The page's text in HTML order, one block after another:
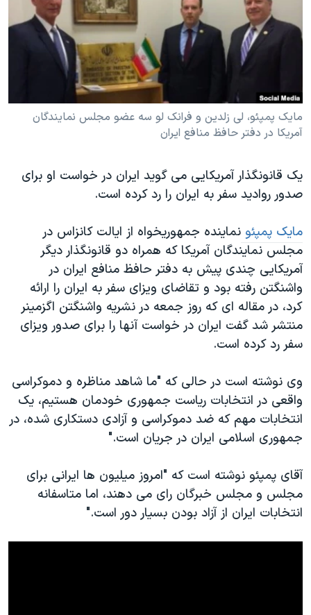
فرهنگ و زندگی
حقوق شهروندی
اسرائیل در جنگ
گالری عکس
مستندها
انتخابات ریاست جمهوری آمریکا ۲۰۲۴
حمله جمهوری اسلامی به اسرائیل
ورزش زنان در ایران
اعتراضات زن، زندگی، آزادی
تریبونال مردمی آبان ۹۸
چهل سال گروگان‌گیری
قانون شفافیت دارائی کادر رهبری ایران
اعتراضات مردمی آبان ۹۸
اسرائیل در جنگ
نرگس محمدی برنده جایزه نوبل صلح
صفحه‌های ویژه
سفر پرزیدنت ترامپ به چین
دنبال کنید
زبانهای مختلف
مایک پمپئو، لی زلدین و فرانک لو سه عضو مجلس نمایندگان
آمریکا در دفتر حافظ منافع ایران
یک قانونگذار آمریکایی می گوید ایران در خواست او برای
صدور روادید سفر به ایران را رد کرده است.
مایک پمپئو نماینده جمهوریخواه از ایالت کانزاس در
مجلس نمایندگان آمریکا که همراه دو قانونگذار دیگر
آمریکایی چندی پیش به دفتر حافظ منافع ایران در
واشنگتن رفته بود و تقاضای ویزای سفر به ایران را ارائه
کرد، در مقاله ای که روز جمعه در نشریه واشنگتن اگزمینر
منتشر شد گفت ایران در خواست آنها را برای صدور ویزای
سفر رد کرده است.
وی نوشته است در حالی که "ما شاهد مناظره و دموکراسی
واقعی در انتخابات ریاست جمهوری خودمان هستیم، یک
انتخابات مهم که ضد دموکراسی و آزادی دستکاری شده، در
جمهوری اسلامی ایران در جریان است."
آقای پمپئو نوشته است که "امروز میلیون ها ایرانی برای
مجلس و مجلس خبرگان رای می دهند، اما متاسفانه
انتخابات ایران از آزاد بودن بسیار دور است."